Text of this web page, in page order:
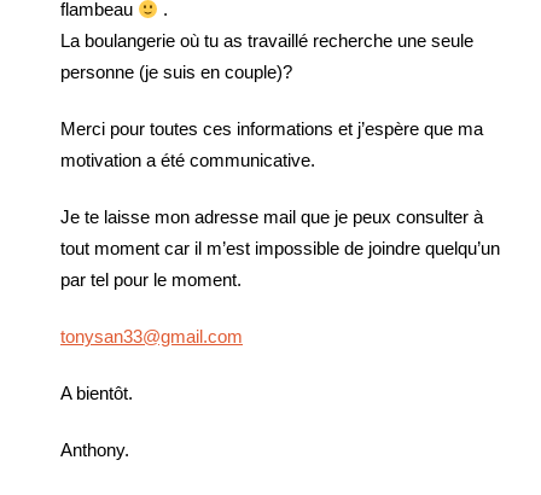
flambeau
.
La boulangerie où tu as travaillé recherche une seule
personne (je suis en couple)?
Merci pour toutes ces informations et j’espère que ma
motivation a été communicative.
Je te laisse mon adresse mail que je peux consulter à
tout moment car il m’est impossible de joindre quelqu’un
par tel pour le moment.
tonysan33@gmail.com
A bientôt.
Anthony.